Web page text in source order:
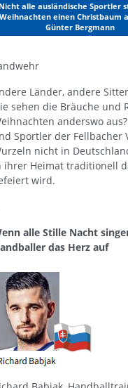
Nicht alle ausländische Sportler
Weihnachten einen Christbaum
Günter Bergmann
Länder, andere
sehen die Bräuche und
anderswo
Sportler der Fellbacher
nicht in
ihrer Heimat traditionell
wird.
alle Stille Nacht
das Herz auf